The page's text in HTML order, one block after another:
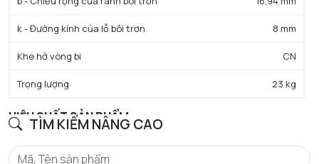
TÌM KIẾM NÂNG CAO
k - Đường kính của lỗ bôi trơn 8 mm
Khe hở vòng bi CN
Trọng lượng 23 kg
HIỆU SUẤT SẢN PHẨM
C - Tải trọng động cơ bản danh định 1220 kN